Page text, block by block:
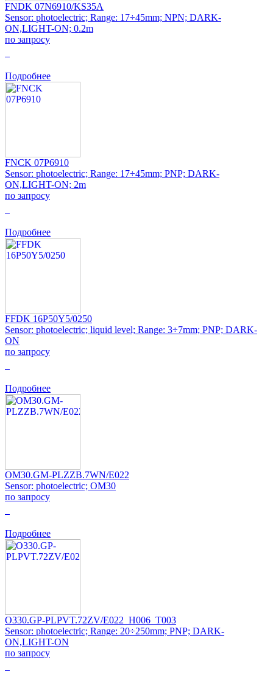
FNDK 07N6910/KS35A
Sensor: photoelectric; Range: 17÷45mm; NPN; DARK-
ON,LIGHT-ON; 0.2m
по запросу
Подробнее
FNCK 07P6910
Sensor: photoelectric; Range: 17÷45mm; PNP; DARK-
ON,LIGHT-ON; 2m
по запросу
Подробнее
FFDK 16P50Y5/0250
Sensor: photoelectric; liquid level; Range: 3÷7mm; PNP; DARK-
ON
по запросу
Подробнее
OM30.GM-PLZZB.7WN/E022
Sensor: photoelectric; OM30
по запросу
Подробнее
O330.GP-PLPVT.72ZV/E022_H006_T003
Sensor: photoelectric; Range: 20÷250mm; PNP; DARK-
ON,LIGHT-ON
по запросу